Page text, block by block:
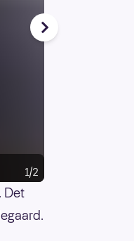
1/2
Det